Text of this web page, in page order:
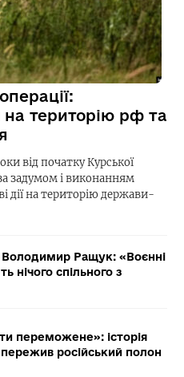
на територію рф та
від початку Курської
задумом і виконанням
дії на територію держави-
Володимир Ращук: «Воєнні
нічого спільного з
переможене»: історія
російський полон